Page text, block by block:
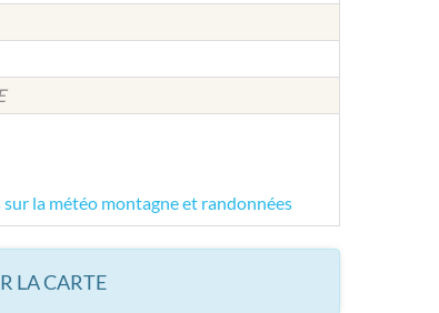
la météo montagne et randonnées
LA CARTE